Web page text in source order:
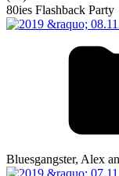
80ies Flashback Party
Bluesgangster, Alex